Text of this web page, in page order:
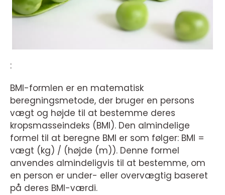
:
BMI-formlen er en matematisk
beregningsmetode, der bruger en persons
vægt og højde til at bestemme deres
kropsmasseindeks (BMI). Den almindelige
formel til at beregne BMI er som følger: BMI =
vægt (kg) / (højde (m)). Denne formel
anvendes almindeligvis til at bestemme, om
en person er under- eller overvægtig baseret
på deres BMI-værdi.